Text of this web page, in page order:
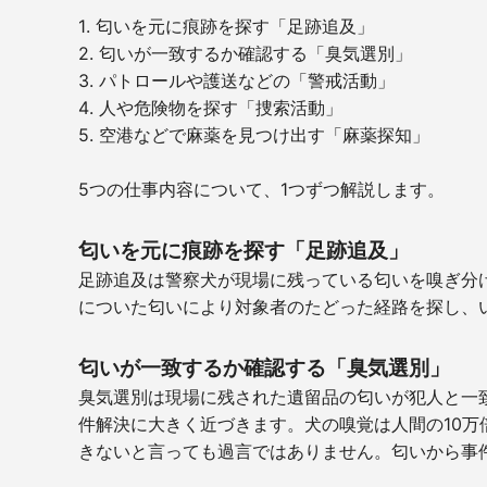
1. 匂いを元に痕跡を探す「足跡追及」
2. 匂いが一致するか確認する「臭気選別」
3. パトロールや護送などの「警戒活動」
4. 人や危険物を探す「捜索活動」
5. 空港などで麻薬を見つけ出す「麻薬探知」
5つの仕事内容について、1つずつ解説します。
匂いを元に痕跡を探す「足跡追及」
足跡追及は警察犬が現場に残っている匂いを嗅ぎ
についた匂いにより対象者のたどった経路を探し
匂いが一致するか確認する「臭気選別」
臭気選別は現場に残された遺留品の匂いが犯人と
件解決に大きく近づきます。犬の嗅覚は人間の10
きないと言っても過言ではありません。匂いから